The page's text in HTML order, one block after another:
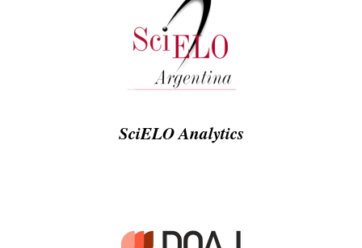
SciELO Analytics